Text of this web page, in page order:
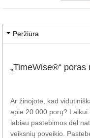
Peržiūra
„TimeWise®“
Ar žinojote, kad
apie 20 000 porų?
labiau pastebimos dėl
veiksnių poveikio.